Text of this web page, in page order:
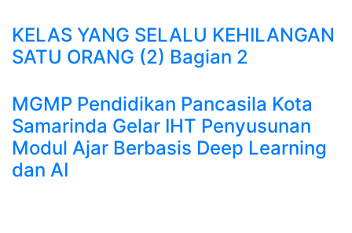
KELAS YANG SELALU KEHILANGAN
SATU ORANG (2) Bagian 2
MGMP Pendidikan Pancasila Kota
Samarinda Gelar IHT Penyusunan
Modul Ajar Berbasis Deep Learning
dan AI